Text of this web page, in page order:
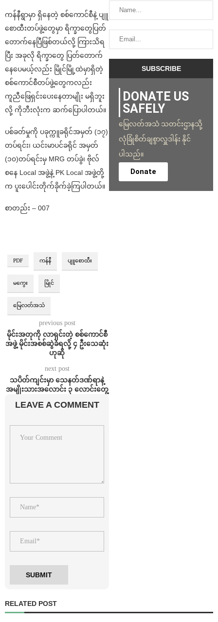
ကန်နီရွာမှာ ရှိနေတဲ့ စစ်ကောင်စီနဲ့ ပျူ
စောထီးတပ်ဖွဲ့တွေမှာ ရိက္ခာတွေပြတ်
တောက်နေပြီဖြစ်တယ်လို့ ကြားသိရ
ပြီး အခုလို ရိက္ခာတွေ ပြတ်တောက်
နေပေမယ့်လည်း မြိုင်မြို့ထဲမှာရှိတဲ့
စစ်ကောင်စီတပ်ဖွဲ့တွေကလည်း
ကူညီဖြေရှင်းပေးနေတာမျိုး မရှိဘူး
လို့ ကိုဘီးလုံးက ဆက်ပြောပါတယ်။
ပစ်ခတ်မှုကို ပခုက္ကူခရိုင်အမှတ် (၁၇)
တပ်ရင်း၊ ယင်းမာပင်ခရိုင် အမှတ်
(၁၀)တပ်ရင်းမှ MRG တပ်ခွဲ၊ ဗိုလ်
စနေ Local အဖွဲ့နဲ့ PK Local အဖွဲ့တို့
က ပူးပေါင်းတိုက်ခိုက်ခဲ့ကြပါတယ်။
စာတည်း – 007
PDF ကန်နီ ပျူစောထီး
မကွေး မြိုင်
မြေလတ်အသံ
previous post
မိုင်းအတုကို လာရှင်းတဲ့ စစ်ကောင်စီ
အဖွဲ့ မိုင်းအစစ်ဆွဲခံရလို့ ၄ ဦးသေဆုံး
ဟုဆို
next post
သပိတ်ကျင်းမှာ သေနတ်ဒဏ်ရာနဲ့
အမျိုးသားအလောင်း ၃ လောင်းတွေ့
LEAVE A COMMENT
DONATE US
SAFELY
မြေလတ်အသံ သတင်းဌာနသို့
လုံခြုံစိတ်ချစွာလှူဒါန်း နိုင်
ပါသည်။
Donate
RELATED POST